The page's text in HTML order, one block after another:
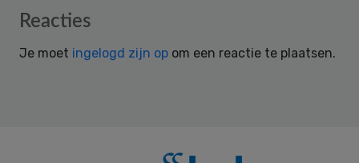
Reader
Reacties
Je moet ingelogd zijn op om een reactie te plaatsen.